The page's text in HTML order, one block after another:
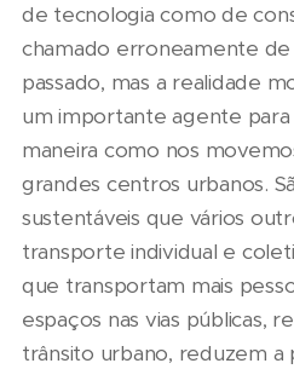
de tecnologia como de
chamado erroneamente
passado, mas a realidade
um importante agente
maneira como nos
grandes centros urbanos.
sustentáveis que vários
transporte individual e
que transportam mais
espaços nas vias públicas,
trânsito urbano, reduzem a